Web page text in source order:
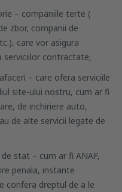
– companiile terte (
zbor, companii de
care vor asigura
serviciilor contractate;
– care ofera serviciile
site-ului nostru, cum ar fi
de inchiriere auto,
de alte servicii legate de
stat – cum ar fi ANAF,
penala, instante
confera dreptul de a le